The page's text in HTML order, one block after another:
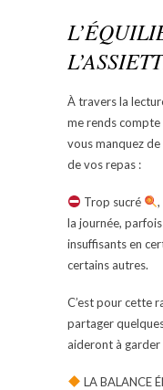
À travers la
me rends compte
vous manquez
de vos repas :
Trop sucré
,
la journée,
insuffisants en
certains autres.
C’est pour cette
partager
aideront à garder
LA BALANCE